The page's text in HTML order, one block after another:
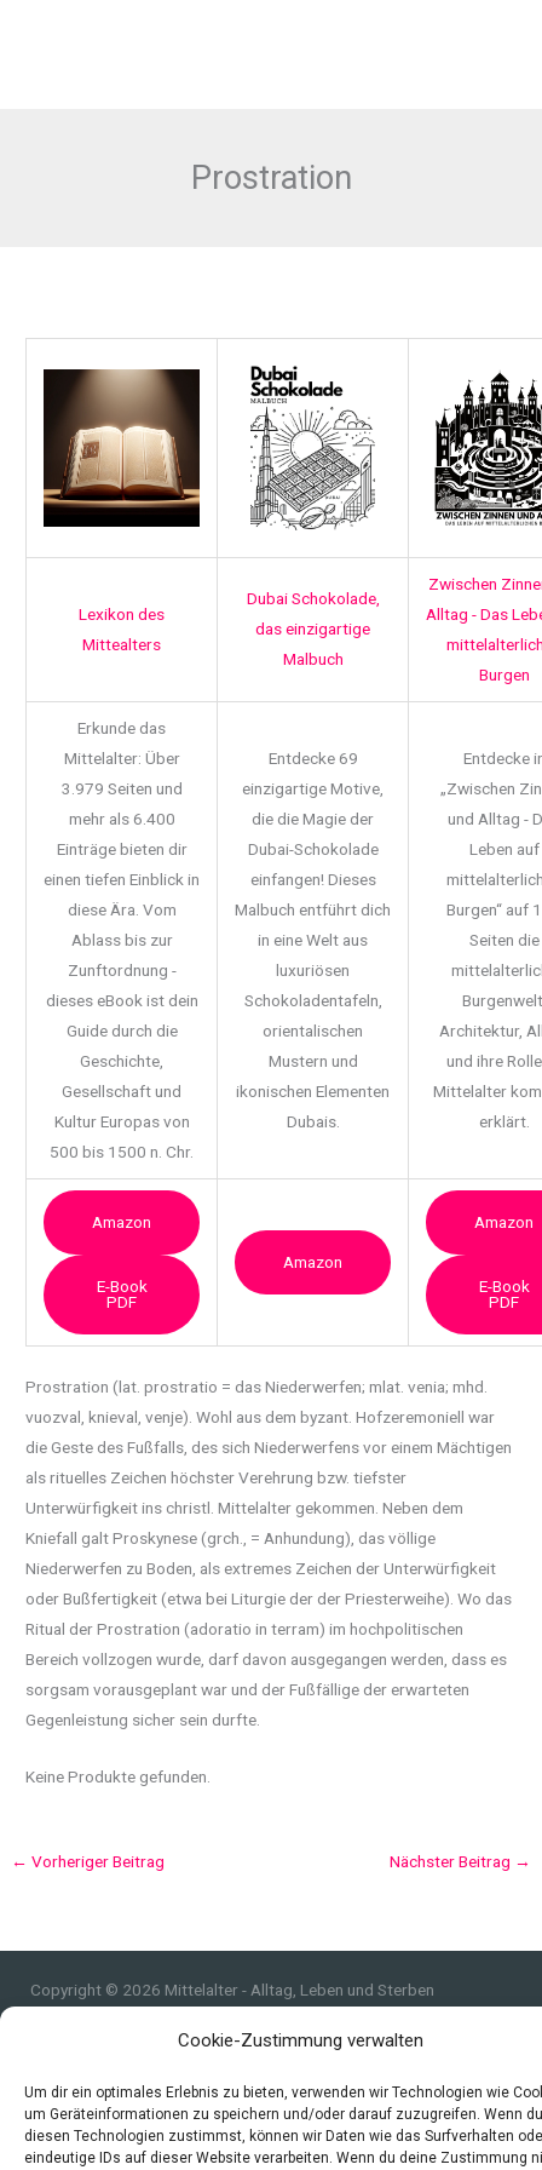
Cookie-Zustimmung verwalten
Um dir ein optimales Erlebnis zu bieten, verwenden wir Technologien wie
um Geräteinformationen zu speichern und/oder darauf zuzugreifen. Wenn du
diesen Technologien zustimmst, können wir Daten wie das Surfverhalten
eindeutige IDs auf dieser Website verarbeiten. Wenn du deine Zustimmung
Prostration
Lexikon des
Mittealters
Dubai Schokolade,
das einzigartige
Malbuch
Zwischen
Alltag - Das
Burgen
Erkunde das
Mittelalter: Über
3.979 Seiten und
mehr als 6.400
Einträge bieten dir
einen tiefen Einblick in
diese Ära. Vom
Ablass bis zur
Zunftordnung -
dieses eBook ist dein
Guide durch die
Geschichte,
Gesellschaft und
Kultur Europas von
500 bis 1500 n. Chr.
Entdecke 69
einzigartige Motive,
die die Magie der
Dubai-Schokolade
einfangen! Dieses
Malbuch entführt dich
in eine Welt aus
luxuriösen
Schokoladentafeln,
orientalischen
Mustern und
ikonischen Elementen
Dubais.
Entdecke
„Zwischen
und Alltag -
Leben auf
Burgen“ auf
Seiten die
Architektur,
und ihre
Mittelalter
erklärt.
Amazon
E-Book
PDF
Amazon
Amazon
E-Book
PDF
Prostration (lat. prostratio = das Niederwerfen; mlat. venia; mhd.
vuozval, knieval, venje).Wohl aus dem byzant. Hofzeremoniell war
die Geste des Fußfalls, des sich Niederwerfens vor einem Mächtigen
als rituelles Zeichen höchster Verehrung bzw. tiefster
Unterwürfigkeit ins christl. Mittelalter gekommen. Neben dem
Kniefall galt Proskynese (grch., = Anhundung), das völlige
Niederwerfen zu Boden, als extremes Zeichen der Unterwürfigkeit
oder Bußfertigkeit (etwa bei Liturgie der der Priesterweihe). Wo das
Ritual der Prostration (adoratio in terram) im hochpolitischen
Bereich vollzogen wurde, darf davon ausgegangen werden, dass es
sorgsam vorausgeplant war und der Fußfällige der erwarteten
Gegenleistung sicher sein durfte.
Keine Produkte gefunden.
← Vorheriger Beitrag Nächster Beitrag →
Copyright © 2026 Mittelalter - Alltag, Leben und Sterben
Impressum
Quellen
Index